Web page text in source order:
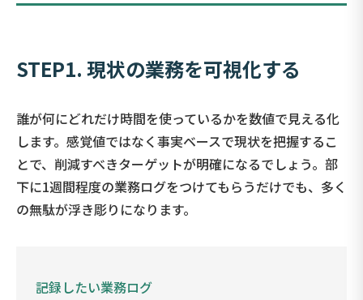
STEP1. 現状の業務を可視化する
誰が何にどれだけ時間を使っているかを数値で見える化
します。感覚値ではなく事実ベースで現状を把握するこ
とで、削減すべきターゲットが明確になるでしょう。部
下に1週間程度の業務ログをつけてもらうだけでも、多く
の無駄が浮き彫りになります。
記録したい業務ログ